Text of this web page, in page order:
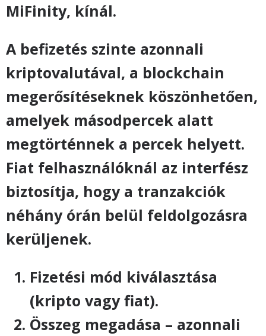
MiFinity, kínál.
A befizetés szinte azonnali
kriptovalutával, a blockchain
megerősítéseknek köszönhetően,
amelyek másodpercek alatt
megtörténnek a percek helyett.
Fiat felhasználóknál az interfész
biztosítja, hogy a tranzakciók
néhány órán belül feldolgozásra
kerüljenek.
Fizetési mód kiválasztása
(kripto vagy fiat).
Összeg megadása – azonnali